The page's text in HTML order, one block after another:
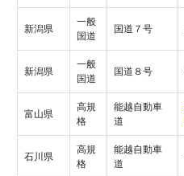
新潟県
一般
国道
国道７号
新潟県
一般
国道
国道８号
富山県
高規
格
能越自動車
道
石川県
高規
格
能越自動車
道